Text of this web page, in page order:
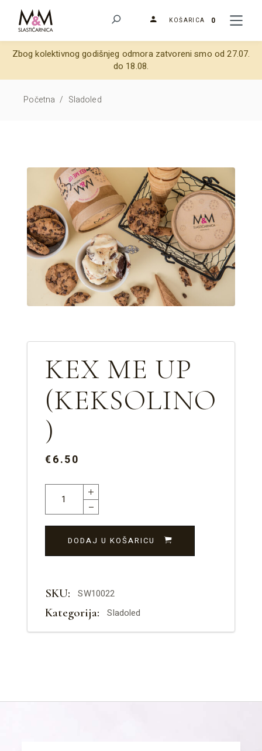
KOŠARICA 0
Zbog kolektivnog godišnjeg odmora zatvoreni smo od 27.07.
do 18.08.
Početna / Sladoled
KEX ME UP
(KEKSOLINO
)
€6.50
DODAJ U KOŠARICU
SKU: SW10022
Kategorija: Sladoled